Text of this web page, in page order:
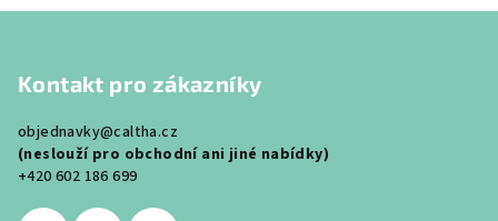
Kontakt pro zákazníky
objednavky@caltha.cz
(neslouží pro obchodní ani jiné nabídky)
+420 602 186 699